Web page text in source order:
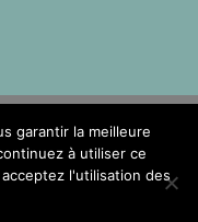
-Mentions
garantir la meilleure
à utiliser ce
l'utilisation des